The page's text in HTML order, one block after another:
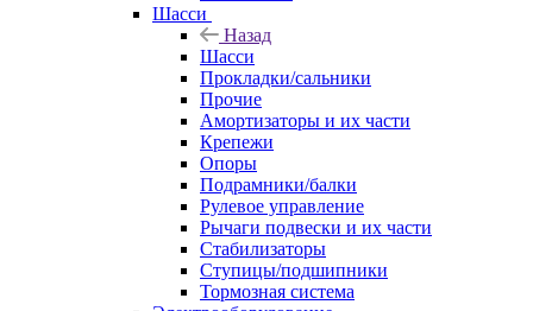
Шасси
Назад
Шасси
Прокладки/сальники
Прочие
Амортизаторы и их части
Крепежи
Опоры
Подрамники/балки
Рулевое управление
Рычаги подвески и их части
Стабилизаторы
Ступицы/подшипники
Тормозная система